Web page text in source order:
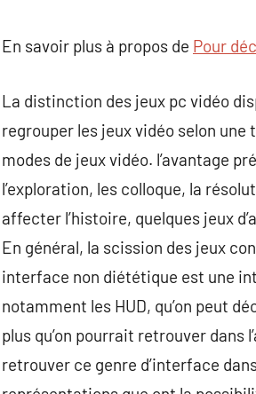
En savoir plus à propos de Pour
La distinction des jeux pc vidéo
regrouper les jeux vidéo selon
modes de jeux vidéo. l’avantage
l’exploration, les colloque, la
affecter l’histoire, quelques jeux
En général, la scission des jeux
interface non diététique est une
notamment les HUD, qu’on peut
plus qu’on pourrait retrouver dans
retrouver ce genre d’interface